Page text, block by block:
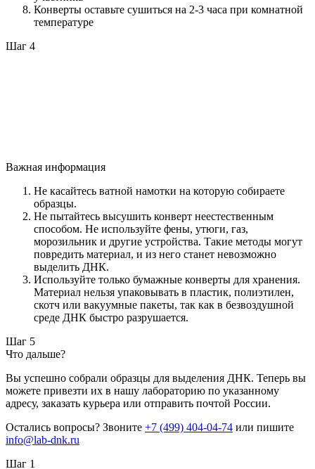
Конверты оставьте сушиться на 2-3 часа при комнатной
температуре
Шаг 4
Важная информация
Не касайтесь ватной намотки на которую собираете
образцы.
Не пытайтесь высушить конверт неестественным
способом. Не используйте фены, утюги, газ,
морозильник и другие устройства. Такие методы могут
повредить материал, и из него станет невозможно
выделить ДНК.
Используйте только бумажные конверты для хранения.
Материал нельзя упаковывать в пластик, полиэтилен,
скотч или вакуумные пакеты, так как в безвоздушной
среде ДНК быстро разрушается.
Шаг 5
Что дальше?
Вы успешно собрали образцы для выделения ДНК. Теперь вы
можете привезти их в нашу лабораторию по указанному
адресу, заказать курьера или отправить почтой России.
Остались вопросы? Звоните +7 (499) 404-04-74 или пишите
info@lab-dnk.ru
Шаг 1